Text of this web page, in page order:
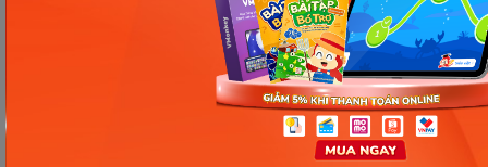
Ngày 18: Vì sao bé nhanh quên
từ tiếng Anh? Cách giúp con
nhớ lâu mà không cần học